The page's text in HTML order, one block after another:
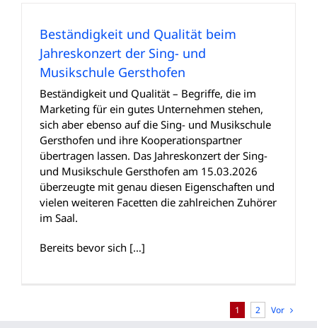
Beständigkeit und Qualität beim
Jahreskonzert der Sing- und
Musikschule Gersthofen
Beständigkeit und Qualität – Begriffe, die im
Marketing für ein gutes Unternehmen stehen,
sich aber ebenso auf die Sing- und Musikschule
Gersthofen und ihre Kooperationspartner
übertragen lassen. Das Jahreskonzert der Sing-
und Musikschule Gersthofen am 15.03.2026
überzeugte mit genau diesen Eigenschaften und
vielen weiteren Facetten die zahlreichen Zuhörer
im Saal.
Bereits bevor sich […]
1 2 Vor